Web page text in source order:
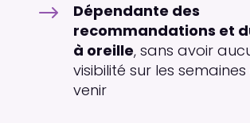
$
Dépendante des
recommandations et
à oreille, sans avoir
visibilité sur les
venir